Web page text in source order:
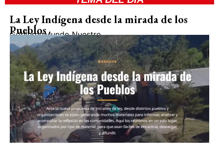
La Ley Indígena desde la mirada de los
Pueblos
GobiernoMundo Nuestro